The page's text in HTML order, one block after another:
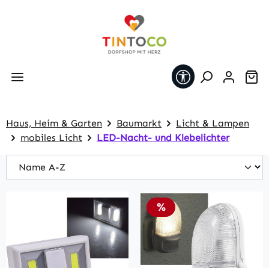
Werkzeugleiste
Haus, Heim & Garten Baumarkt
Licht & Lampen
mobiles Licht
LED-Nacht- und Klebelichter
Rabatt
%